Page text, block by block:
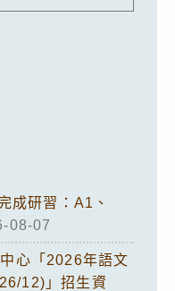
成研習：A1、
08-07
心「2026年語文
12)」招生資